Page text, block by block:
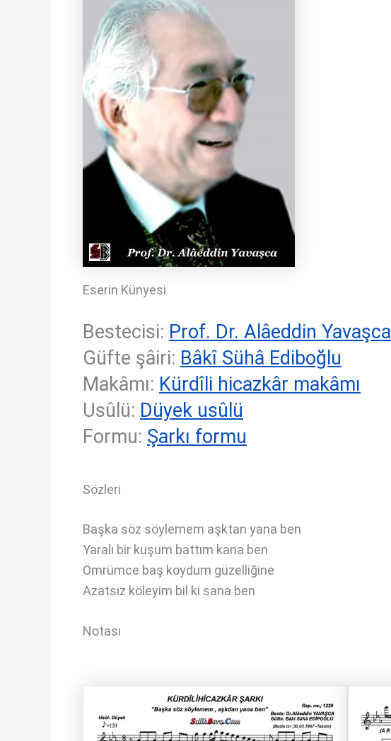
Eserin Künyesi
Bestecisi: Prof. Dr. Alâeddin Yavaşca
Güfte şâiri: Bâkî Sühâ Ediboğlu
Makâmı: Kürdîli hicazkâr makâmı
Usûlü: Düyek usûlü
Formu: Şarkı formu
Sözleri
Başka söz söylemem aşktan yana ben
Yaralı bir kuşum battım kana ben
Ömrümce baş koydum güzelliğine
Azatsız köleyim bil ki sana ben
Notası